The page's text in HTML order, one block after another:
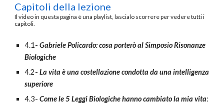
Capitoli della lezione
Il video in questa pagina è una playlist, lascialo scorrereper vedere tutti i
capitoli.
4.1-Gabriele Policardo: cosa porterò al Simposio Risonanze
Biologiche
4.2-La vita è una costellazione condotta da una intelligenza
superiore
4.3-Come le 5 Leggi Biologiche hanno cambiato la mia vita: